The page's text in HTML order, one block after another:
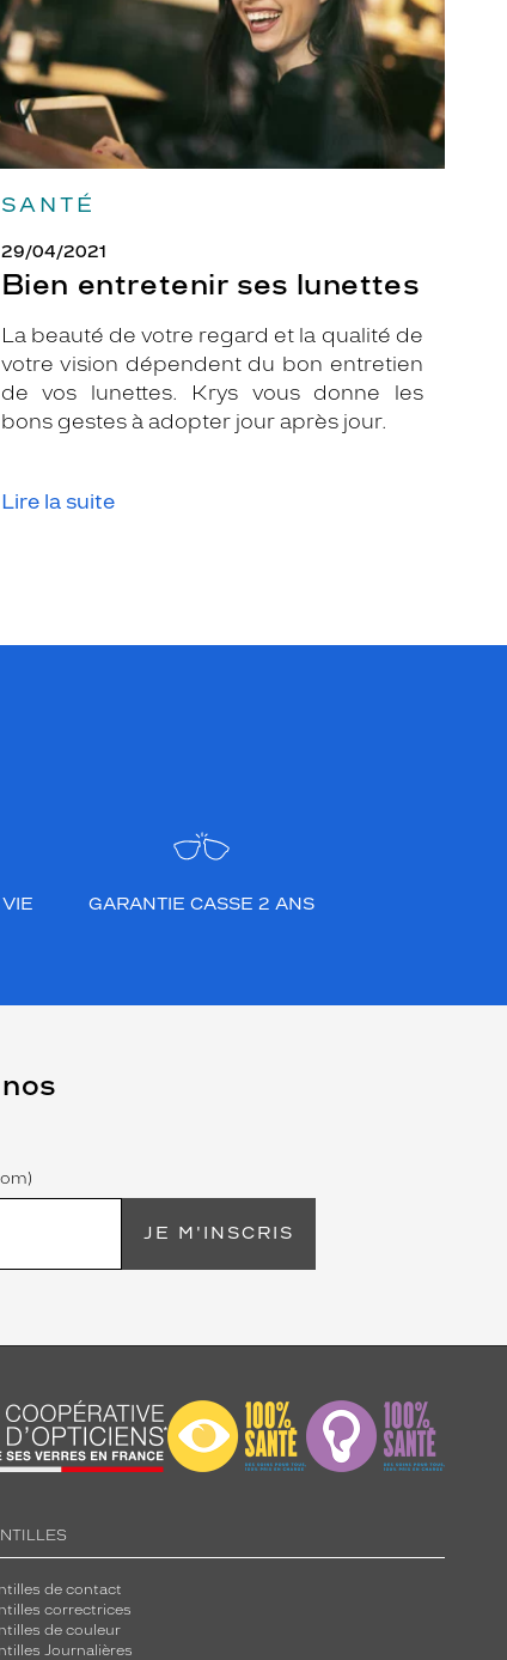
SANTÉ
29/04/2021
Bien entretenir ses lunettes
La beauté de votre regard et la qualité de
votre vision dépendent du bon entretien
de vos lunettes. Krys vous donne les
bons gestes à adopter jour après jour.
Lire la suite
GARANTIE CASSE 2 ANS
JE M'INSCRIS
de contact
correctrices
de couleur
Journalières